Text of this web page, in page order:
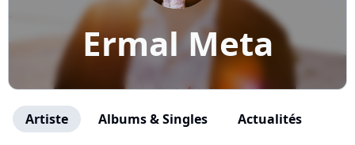
Ermal Meta
Artiste Albums & Singles Actualités